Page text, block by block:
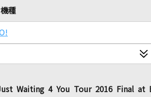
種
Waiting 4 You Tour 2016 Final at